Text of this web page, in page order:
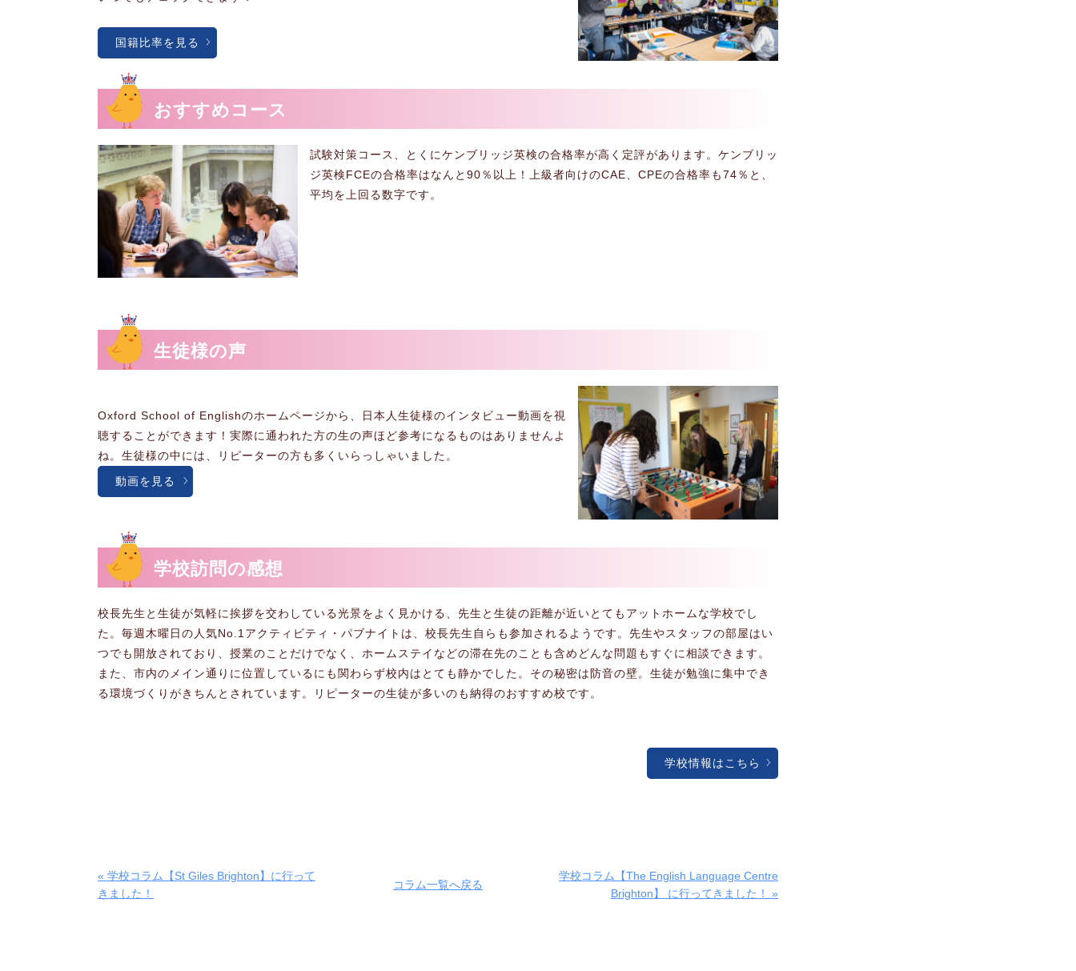
国籍比率を見る
おすすめコース
試験対策コース、とくにケンブリッジ英検の合格率が高く定評があります。ケンブリッ
ジ英検FCEの合格率はなんと90％以上！上級者向けのCAE、CPEの合格率も74％と、
平均を上回る数字です。
生徒様の声
Oxford School of Englishのホームページから、日本人生徒様のインタビュー動画を視
聴することができます！実際に通われた方の生の声ほど参考になるものはありませんよ
ね。生徒様の中には、リピーターの方も多くいらっしゃいました。
動画を見る
学校訪問の感想
校長先生と生徒が気軽に挨拶を交わしている光景をよく見かける、先生と生徒の距離が近いとてもアットホームな学校でし
た。毎週木曜日の人気No.1アクティビティ・パブナイトは、校長先生自らも参加されるようです。先生やスタッフの部屋はい
つでも開放されており、授業のことだけでなく、ホームステイなどの滞在先のことも含めどんな問題もすぐに相談できます。
また、市内のメイン通りに位置しているにも関わらず校内はとても静かでした。その秘密は防音の壁。生徒が勉強に集中でき
る環境づくりがきちんとされています。リピーターの生徒が多いのも納得のおすすめ校です。
学校情報はこちら
« 学校コラム【St Giles Brighton】に行って
きました！
コラム一覧へ戻る
学校コラム【The English Language Centre
Brighton】 に行ってきました！ »